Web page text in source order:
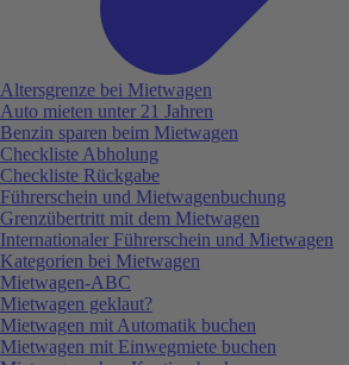
Altersgrenze bei Mietwagen
Auto mieten unter 21 Jahren
Benzin sparen beim Mietwagen
Checkliste Abholung
Checkliste Rückgabe
Führerschein und Mietwagenbuchung
Grenzübertritt mit dem Mietwagen
Internationaler Führerschein und Mietwagen
Kategorien bei Mietwagen
Mietwagen-ABC
Mietwagen geklaut?
Mietwagen mit Automatik buchen
Mietwagen mit Einwegmiete buchen